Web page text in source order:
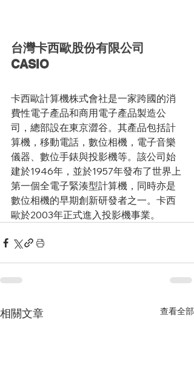
台灣卡西歐股份有限公司
CASIO
卡西歐計算機株式會社是一家跨國的消
費性電子產品和商用電子產品製造公
司，總部設在東京澀谷。其產品包括計
算機，移動電話，數位相機，電子音樂
儀器、數位手錶與投影機等。該公司始
建於1946年，並於1957年發布了世界上
第一個全電子緊湊型計算機，同時亦是
數位相機的早期創新研發者之一。卡西
歐於2003年正式進入投影機事業。
相關文章 查看全部